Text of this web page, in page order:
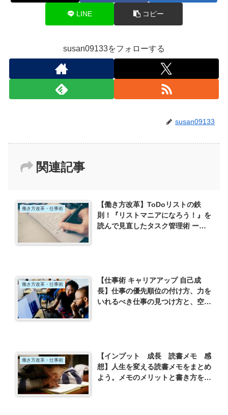
LINE コピー
susan09133をフォローする
susan09133
関連記事
働き方改革・仕事術
【働き方改革】ToDoリストの鉄
則！『リストマニアになろう！』を
読んで見直したタスク管理術 ー
働き方改革・仕事術
【仕事術 キャリアアップ 自己成
長】仕事の優先順位の付け方、力を
いれるべき仕事の見つけ方と、空い
働き方改革・仕事術
【インプット 成長 読書メモ 感
想】人生を変える読書メモをまとめ
よう。メモのメリットと書き方を紹